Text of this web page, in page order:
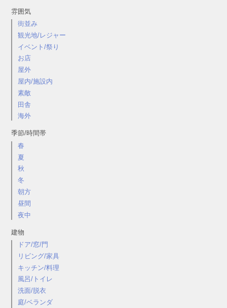
雰囲気
街並み
観光地/レジャー
イベント/祭り
お店
屋外
屋内/施設内
素敵
田舎
海外
季節/時間帯
春
夏
秋
冬
朝方
昼間
夜中
建物
ドア/窓/門
リビング/家具
キッチン/料理
風呂/トイレ
洗面/脱衣
庭/ベランダ